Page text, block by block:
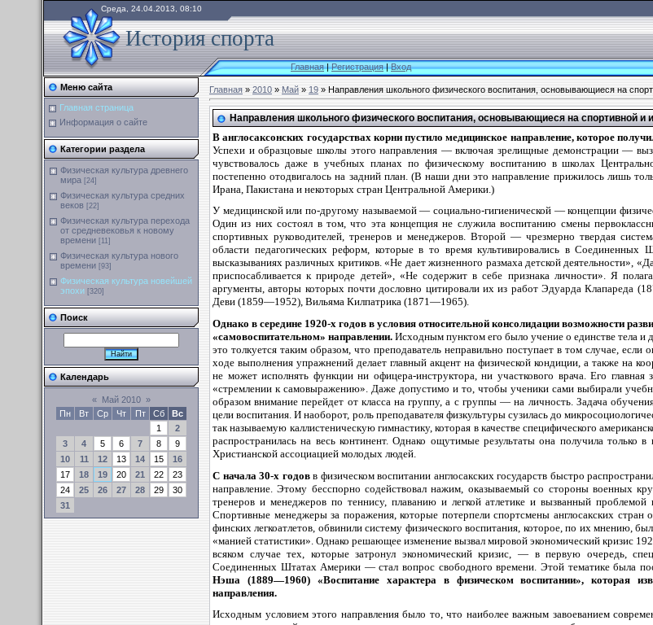
Среда, 24.04.2013, 08:10
История спорта
Главная|Регистрация|Вход
Меню сайта
Главная страница
Информация о сайте
Категории раздела
Физическая культура древнего
мира [24]
Физическая культура средних
веков [22]
Физическая культура перехода
от средневековья к новому
времени [11]
Физическая культура нового
времени [93]
Физическая культура новейшей
эпохи [320]
Поиск
Календарь
« Май 2010 »
Пн
Вт Ср Чт Пт Сб
Вс
1
2
3
4 5 6 7 8
9
10
11 12 13 14 15
16
17
18 19 20 21 22
23
24
25 26 27 28 29
30
31
Главная»2010»Май»19» Направления школьного физического воспитания, основывающиеся на
Направления школьного физического воспитания, основывающиеся на спортивной и
В англосаксонских государствах корни пустило медицинское направление, которое
Успехи и образцовые школы этого направления — включая зрелищные демонстрации —
чувствовалось даже в учебных планах по физическому воспитанию в школах
постепенно отодвигалось на задний план. (В наши дни это направление прижилось лишь
Ирана, Пакистана и некоторых стран Центральной Америки.)
У медицинской или по-другому называемой — социально-гигиенической — концепции
Один из них состоял в том, что эта концепция не служила воспитанию смены
спортивных руководителей, тренеров и менеджеров. Второй — чрезмерно твердая
области педагогических реформ, которые в то время культивировались в
высказываниях различных критиков. «Не дает жизненного размаха детской деятельности»,
приспосабливается к природе детей», «Не содержит в себе признака личности». Я
аргументы, авторы которых почти дословно цитировали их из работ Эдуарда
Деви (1859—1952), Вильяма Килпатрика (1871—1965).
Однако в середине 1920-х годов в условия относительной консолидации возможности
«самовоспитательном» направлении. Исходным пунктом его было учение о единстве тела и
это толкуется таким образом, что преподаватель неправильно поступает в том случае, если
ходе выполнения упражнений делает главный акцент на физической кондиции, а также на
не может исполнять функции ни офицера-инструктора, ни участкового врача. Его
«стремлении к самовыражению». Даже допустимо и то, чтобы ученики сами выбирали
образом внимание перейдет от класса на группу, а с группы — на личность. Задача
цели воспитания. И наоборот, роль преподавателя физкультуры сузилась до
так называемую каллистеническую гимнастику, которая в качестве специфического
распространилась на весь континент. Однако ощутимые результаты она получила только
Христианской ассоциацией молодых людей.
С начала 30-х годовв физическом воспитании англосакских государств быстро
направление. Этому бесспорно содействовал нажим, оказываемый со стороны военных
тренеров и менеджеров по теннису, плаванию и легкой атлетике и вызванный
Спортивные менеджеры за поражения, которые потерпели спортсмены англосакских стран
финских легкоатлетов, обвинили систему физического воспитания, которое, по их мнению,
«манией статистики». Однако решающее изменение вызвал мировой экономический кризис
всяком случае тех, которые затронул экономический кризис, — в первую очередь,
Соединенных Штатах Америки — стал вопрос свободного времени. Этой тематике была
Нэша (1889—1960) «Воспитание характера в физическом воспитании», которая
направления.
Исходным условием этого направления было то, что наиболее важным завоеванием